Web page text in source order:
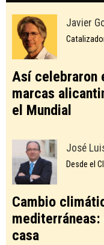
Javier
Así celebraron
marcas
el Mundial
José
Desde el
Cambio
casa